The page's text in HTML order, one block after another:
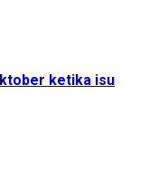
ketika isu